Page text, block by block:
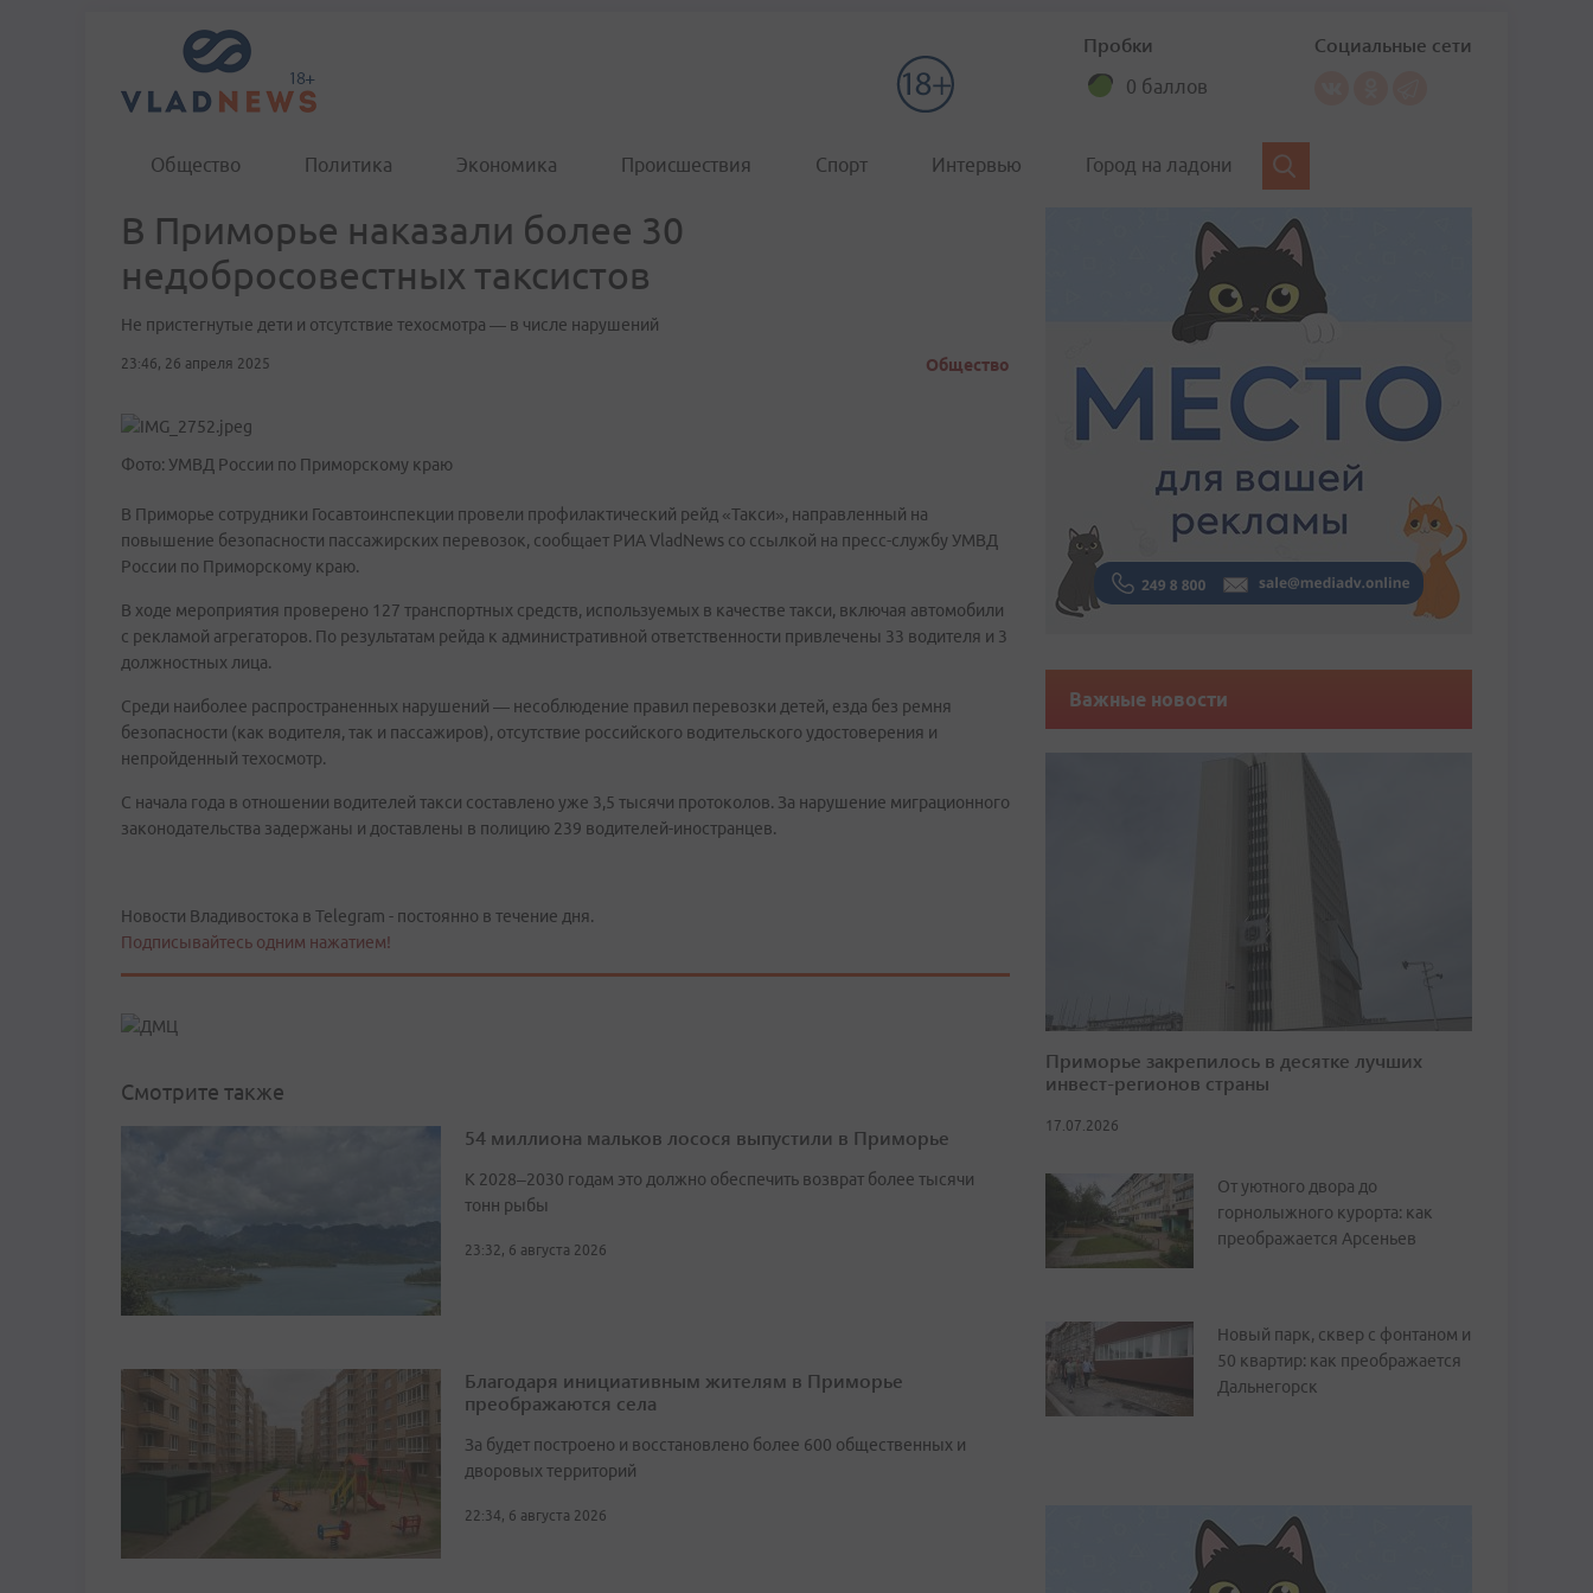
Пробки
0 баллов
Социальные сети
Общество Политика Экономика Происшествия Спорт Интервью Город на ладони
В Приморье наказали более 30
недобросовестных таксистов
Не пристегнутые дети и отсутствие техосмотра — в числе нарушений
23:46, 26 апреля 2025 Общество
Фото: УМВД России по Приморскому краю
В Приморье сотрудники Госавтоинспекции провели профилактический рейд «Такси», направленный на
повышение безопасности пассажирских перевозок, сообщает РИА VladNews со ссылкой на пресс-службу УМВД
России по Приморскому краю.
В ходе мероприятия проверено 127 транспортных средств, используемых в качестве такси, включая автомобили
с рекламой агрегаторов. По результатам рейда к административной ответственности привлечены 33 водителя и 3
должностных лица.
Среди наиболее распространенных нарушений — несоблюдение правил перевозки детей, езда без ремня
безопасности (как водителя, так и пассажиров), отсутствие российского водительского удостоверения и
непройденный техосмотр.
С начала года в отношении водителей такси составлено уже 3,5 тысячи протоколов. За нарушение миграционного
законодательства задержаны и доставлены в полицию 239 водителей-иностранцев.
Новости Владивостока в Telegram - постоянно в течение дня.
Подписывайтесь одним нажатием!
Смотрите также
54 миллиона мальков лосося выпустили в Приморье
К 2028–2030 годам это должно обеспечить возврат более тысячи
тонн рыбы
23:32, 6 августа 2026
Благодаря инициативным жителям в Приморье
преображаются села
За будет построено и восстановлено более 600 общественных и
дворовых территорий
22:34, 6 августа 2026
Важные новости
Приморье закрепилось в десятке лучших
инвест-регионов страны
17.07.2026
От уютного двора до
горнолыжного курорта: как
преображается Арсеньев
Новый парк, сквер с фонтаном и
50 квартир: как преображается
Дальнегорск